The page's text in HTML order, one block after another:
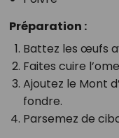
Préparation :
Battez les œufs
Faites cuire
Ajoutez le Mont
fondre.
Parsemez de